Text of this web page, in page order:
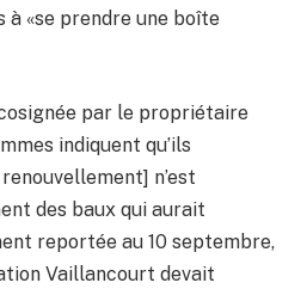
«se prendre une boîte
par le propriétaire
indiquent qu’ils
n’est
des baux qui aurait
reportée au 10 septembre,
Vaillancourt devait